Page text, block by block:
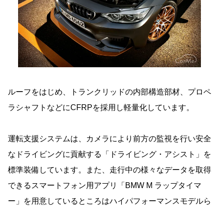
ルーフをはじめ、トランクリッドの内部構造部材、プロペ
ラシャフトなどにCFRPを採用し軽量化しています。
運転支援システムは、カメラにより前方の監視を行い安全
なドライビングに貢献する「ドライビング・アシスト」を
標準装備しています。また、走行中の様々なデータを取得
できるスマートフォン用アプリ「BMW M ラップタイマ
ー」を用意しているところはハイパフォーマンスモデルら